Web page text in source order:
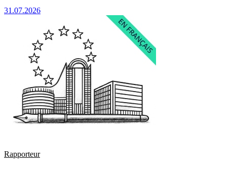
31.07.2026
Rapporteur